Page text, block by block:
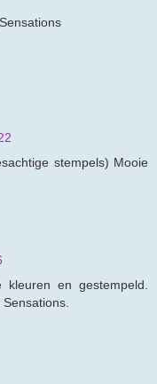
stempels) Mooie
kleuren en gestempeld.